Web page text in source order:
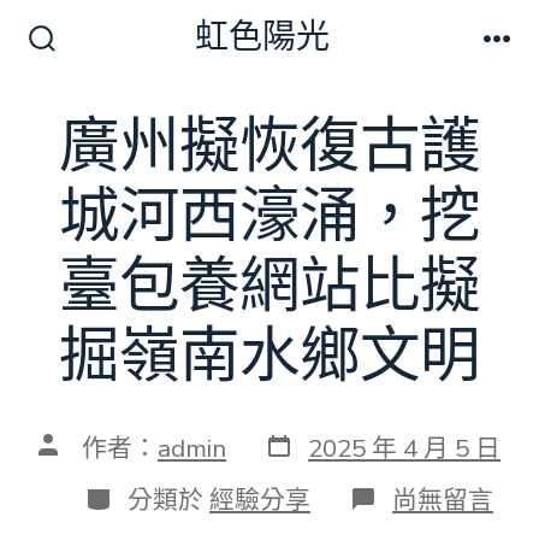
切
換
開
虹色陽光
廣州擬恢復古護
城河西濠涌，挖
臺包養網站比擬
掘嶺南水鄉文明
文 作者： admin 發
表
日
期
2025 年 4 月 5 日
分
類
分類於 經驗分享 在
〈廣
尚無留言